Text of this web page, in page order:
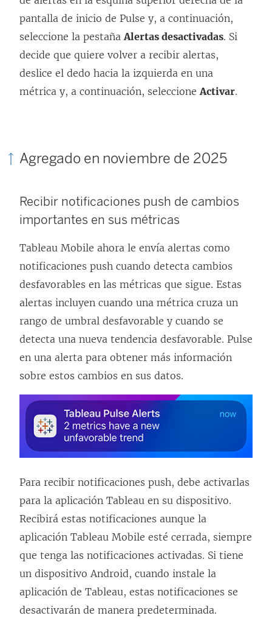
pantalla de inicio de Pulse y, a continuación,
seleccione la pestaña Alertas desactivadas. Si
decide que quiere volver a recibir alertas,
deslice el dedo hacia la izquierda en una
métrica y, a continuación, seleccione Activar.
Agregado en noviembre de 2025
Recibir notificaciones push de cambios
importantes en sus métricas
Tableau Mobile ahora le envía alertas como
notificaciones push cuando detecta cambios
desfavorables en las métricas que sigue. Estas
alertas incluyen cuando una métrica cruza un
rango de umbral desfavorable y cuando se
detecta una nueva tendencia desfavorable. Pulse
en una alerta para obtener más información
sobre estos cambios en sus datos.
Para recibir notificaciones push, debe activarlas
para la aplicación Tableau en su dispositivo.
Recibirá estas notificaciones aunque la
aplicación Tableau Mobile esté cerrada, siempre
que tenga las notificaciones activadas. Si tiene
un dispositivo Android, cuando instale la
aplicación de Tableau, estas notificaciones se
desactivarán de manera predeterminada.